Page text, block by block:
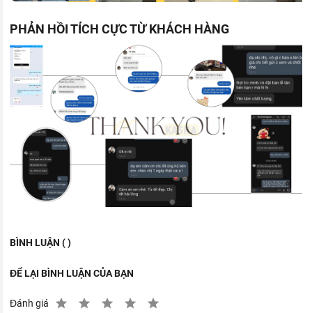
PHẢN HỒI TÍCH CỰC TỪ KHÁCH HÀNG
BÌNH LUẬN ( )
ĐỂ LẠI BÌNH LUẬN CỦA BẠN
Đánh giá